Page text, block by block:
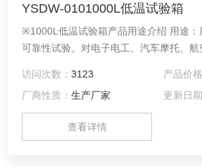
YSDW-0101000L低温试验箱
※1000L低温试验箱产品用途介绍 用途：
可靠性试验。对电子电工、汽车摩托、航
化的情况下，检验其各项性能指标
访问次数：3123 产品价格
厂商性质：生产厂家 更新日期
查看详情